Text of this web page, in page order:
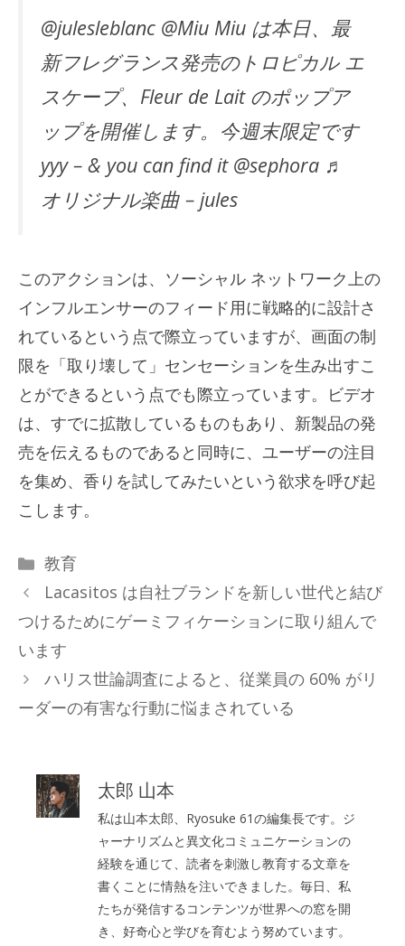
@julesleblanc @Miu Miu は本日、最
新フレグランス発売のトロピカル エ
スケープ、Fleur de Lait のポップア
ップを開催します。今週末限定です
yyy – & you can find it @sephora ♬
オリジナル楽曲 – jules
このアクションは、ソーシャル ネットワーク上の
インフルエンサーのフィード用に戦略的に設計さ
れているという点で際立っていますが、画面の制
限を「取り壊して」センセーションを生み出すこ
とができるという点でも際立っています。ビデオ
は、すでに拡散しているものもあり、新製品の発
売を伝えるものであると同時に、ユーザーの注目
を集め、香りを試してみたいという欲求を呼び起
こします。
カ
テ
リ
ー
教育
Lacasitos は自社ブランドを新しい世代と結び
つけるためにゲーミフィケーションに取り組んで
います
ハリス世論調査によると、従業員の 60% がリ
ーダーの有害な行動に悩まされている
太郎 山本
私は山本太郎、Ryosuke 61の編集長です。ジ
ャーナリズムと異文化コミュニケーションの
経験を通じて、読者を刺激し教育する文章を
書くことに情熱を注いできました。毎日、私
たちが発信するコンテンツが世界への窓を開
き、好奇心と学びを育むよう努めています。